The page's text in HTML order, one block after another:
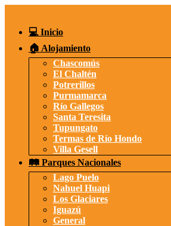
contenido💻 Inicio
🏠 Alojamiento
Chascomús
El Chaltén
Potrerillos
Purmamarca
Río Gallegos
Santa Teresita
Tupungato
Termas de Río Hondo
Villa Gesell
🛤️ Parques Nacionales
Lago Puelo
Nahuel Huapi
Los Glaciares
Iguazú
General